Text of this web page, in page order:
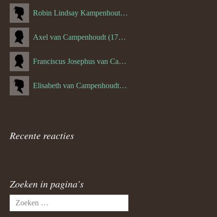
Robin Lindsay Kampenhout (1346.) (06-03-2023)
Axel van Campenhoudt (1738.)
Franciscus Josephus van Campenhoudt (1719.) (10-08-1875)
Elisabeth van Campenhoudt (1716.) (28-05-1870)
Recente reacties
Zoeken in pagina’s
Zoeken
naar: